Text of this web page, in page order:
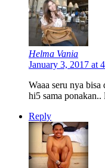
Helma Vania
January 3, 2017 at
Waaa seru nya
hi5 sama ponakan..
Reply